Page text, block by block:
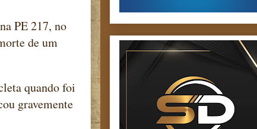
PE 217, no
de um
quando foi
gravemente